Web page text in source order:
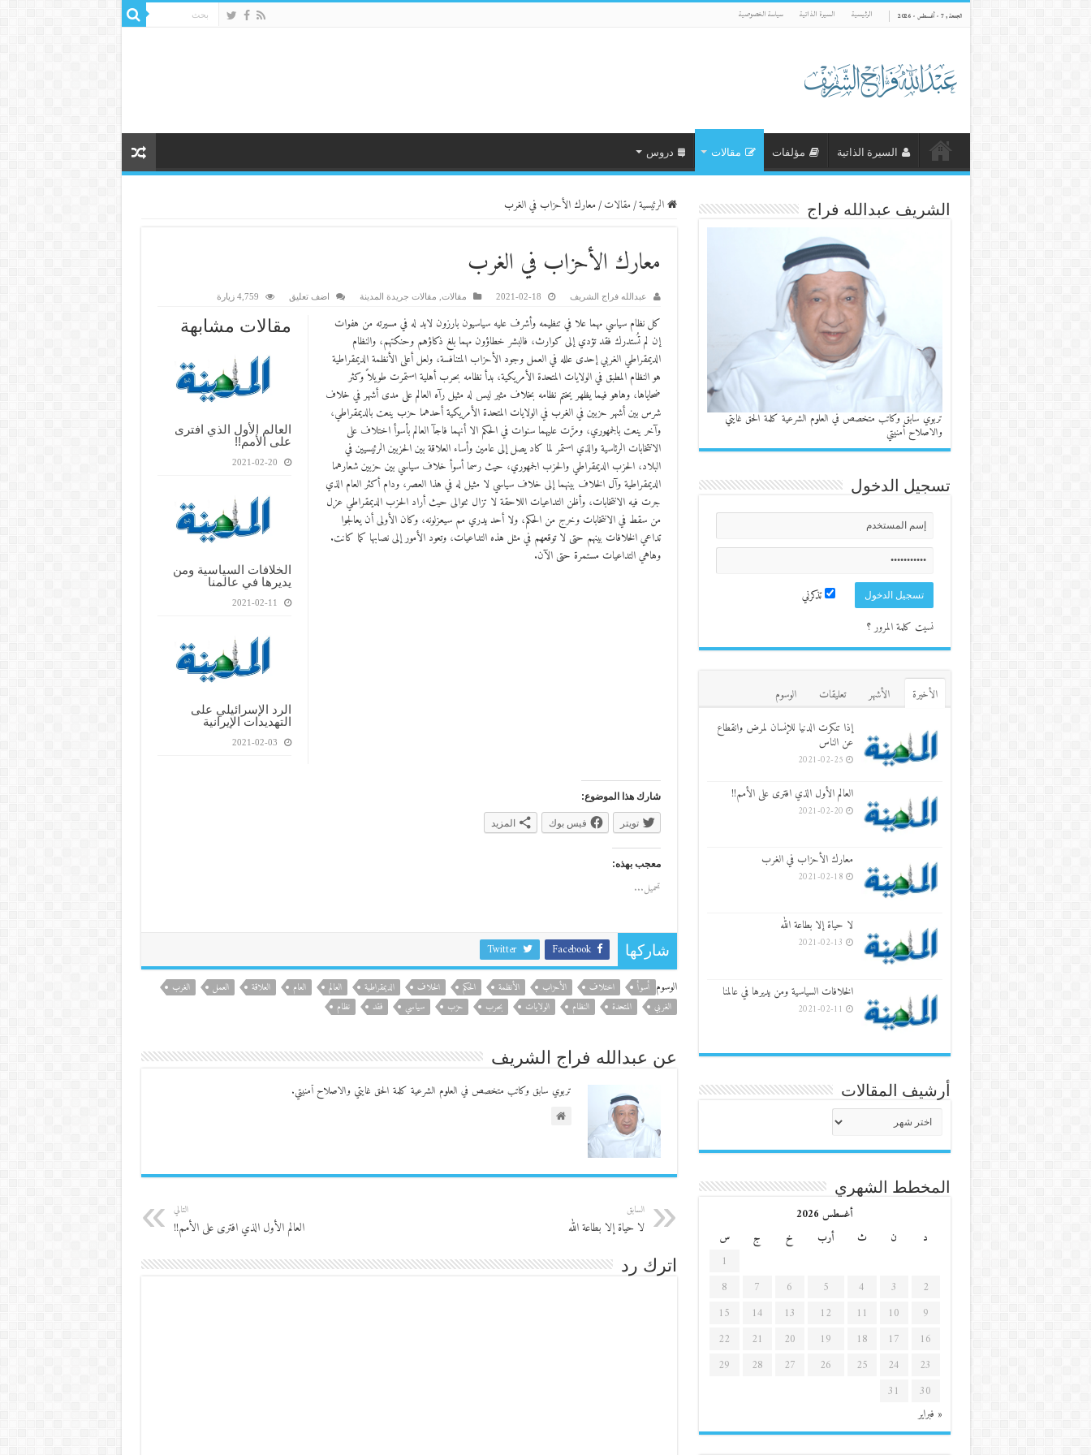
الجمعة , 7 - أغسطس - 2026 الرئيسية السيرة الذاتية سياسة الخصوصية
السيرة الذاتية مؤلفات مقالات دروس
الرئيسية/مقالات/معارك الأحزاب في الغرب
معارك الأحزاب في الغرب
عبدالله فراج الشريف 2021-02-18 مقالات مقالات جريدة المدينة اضف تعليق 4,759 زيارة
مقالات مشابهة
العالم الأول الذي افترى
على الأمم!!
2021-02-20
الخلافات السياسية ومن
يديرها في عالمنا
2021-02-11
الرد الإسرائيلي على
التهديدات الإيرانية
2021-02-03
كل نظام سياسي مهما علا في تنظيمه وأشرف عليه سياسيون بارزون لابد له في مسيرته من هفوات
إن لم تُستدرك فقد تؤدي إلى كوارث، فالبشر خطاؤون مهما بلغ ذكاؤهم وحنكتهم، والنظام
الديمقراطي الغربي إحدى علله في العمل وجود الأحزاب المتنافسة، ولعل أعلى الأنظمة الديمقراطية
هو النظام المطبق في الولايات المتحدة الأمريكية، بدأ نظامه بحرب أهلية استمرت طويلاً وكثر
ضحاياها، وهاهو فيما يظهر يختم نظامه بخلاف مثير ليس له مثيل رآه العالم على مدى أشهر في خلاف
شرس بين أشهر حزبين في الغرب في الولايات المتحدة الأمريكية أحدهما حزب ينعت بالديمقراطي،
وآخر ينعت بالجمهوري، ومرَّت عليهما سنوات في الحكم الا أنهما فاجآ العالم بأسوأ اختلاف على
الانتخابات الرئاسية والذي استمر لما كاد يصل إلى عامين وأساء العلاقة بين الحزبين الرئيسيين في
البلاد، الحزب الديمقراطي والحزب الجمهوري، حيث رسما أسوأ خلاف سياسي بين حزبين شعارهما
الديمقراطية وآل الخلاف بينهما إلى خلاف سياسي لا مثيل له في هذا العصر، ودام أكثر العام الذي
جرت فيه الانتخابات، وأظن التداعيات اللاحقة لا تزال تتوالى حيث أراد الحزب الديمقراطي عزل
من سقط في الانتخابات وخرج من الحكم، ولا أحد يدري مم سيعزلونه، وكان الأولى أن يعالجوا
تداعي الخلافات بينهم حتى لا توقعهم في مثل هذه التداعيات، وتعود الأمور إلى نصابها كما كانت.
وهاهي التداعيات مستمرة حتى الآن.
شارك هذا الموضوع:
تويتر فيس بوك المزيد
معجب بهذه:
تحميل...
شاركها Facebook
Twitter
الوسوم أسوأ اختلاف الأحزاب الأنظمة الحكم الخلاف الديمقراطية العالم العام العلاقة العمل
الغرب
الغربي
المتحدة النظام الولايات بحرب حزب سياسي فقد نظام
عن عبدالله فراج الشريف
تربوي سابق وكاتب متخصص في العلوم الشرعية كلمة الحق غايتي والاصلاح أمنيتي.
السابق
لا حياة إلا بطاعة الله
التالي
العالم الأول الذي افترى على الأمم!!
اترك رد
الشريف عبدالله فراج
تربوي سابق وكاتب متخصص في العلوم الشرعية كلمة الحق غايتي
والاصلاح أمنيتي
تسجيل الدخول
تذكرني
نسيت كلمة المرور ؟
الأخيرة الأشهر تعليقات
الوسوم
إذا تنكرت الدنيا للإنسان لمرض وانقطاع
عن الناس
2021-02-25
العالم الأول الذي افترى على الأمم!!
2021-02-20
معارك الأحزاب في الغرب
2021-02-18
لا حياة إلا بطاعة الله
2021-02-13
الخلافات السياسية ومن يديرها في عالمنا
2021-02-11
أرشيف المقالات
أرشيف
المخطط الشهري
أغسطس 2026
د
ن ث أرب خ ج
س
1
2
3
4
5
6
7
8
9
10
11
12
13
14
15
16
17
18
19
20
21
22
23
24
25
26
27
28
29
30
31
« فبراير